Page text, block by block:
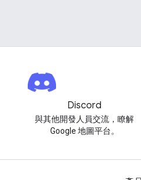
Discord
與其他開發人員交流，瞭解
Google 地圖平台。